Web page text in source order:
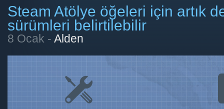
Steam Atölye öğeleri için artık
sürümleri belirtilebilir
8 Ocak - Alden